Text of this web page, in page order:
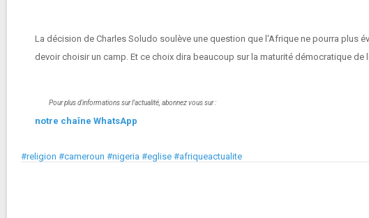
La décision de Charles Soludo soulève une question que l'Afrique ne pourra plus
devoir choisir un camp. Et ce choix dira beaucoup sur la maturité démocratique de
Pour plus d'informations sur l'actualité, abonnez vous sur :
notre chaîne WhatsApp
#religion #cameroun #nigeria #eglise #afriqueactualite